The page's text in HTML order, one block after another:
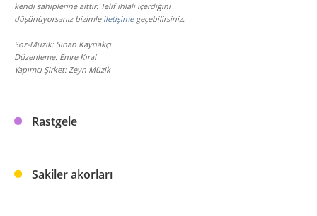
kendi sahiplerine aittir. Telif ihlali içerdiğini
düşünüyorsanız bizimle iletişimegeçebilirsiniz.
Söz-Müzik: Sinan Kaynakçı
Düzenleme: Emre Kıral
Yapımcı Şirket: Zeyn Müzik
Rastgele
Sakiler akorları